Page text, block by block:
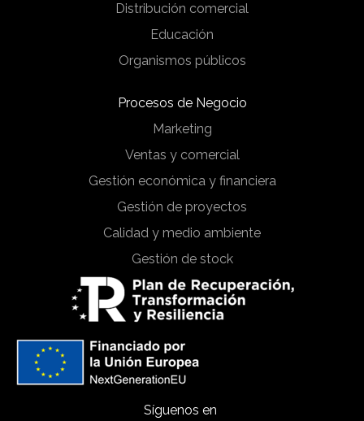
Distribución comercial
Educación
Organismos públicos
Procesos de Negocio
Marketing
Ventas y comercial
Gestión económica y financiera
Gestión de proyectos
Calidad y medio ambiente
Gestión de stock
Síguenos en